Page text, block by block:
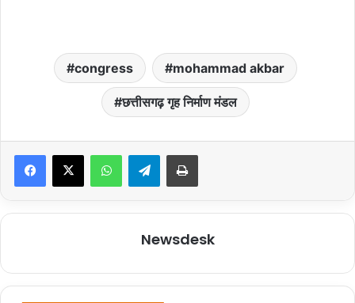
congress mohammad akbar
छत्तीसगढ़ गृह निर्माण मंडल
Telegram
Newsdesk